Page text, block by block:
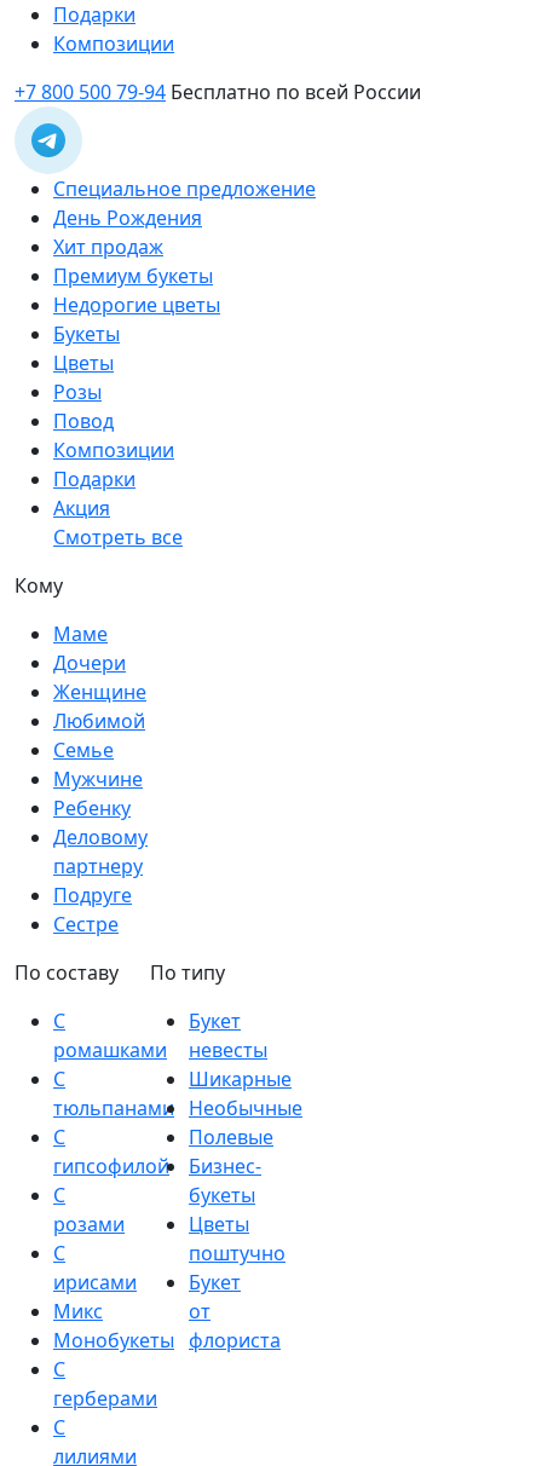
Подарки
Композиции
+7 800 500 79-94 Бесплатно по всей России
Специальное предложение
День Рождения
Хит продаж
Премиум букеты
Недорогие цветы
Букеты
Цветы
Розы
Повод
Композиции
Подарки
Акция
Смотреть все
Кому
Маме
Дочери
Женщине
Любимой
Семье
Мужчине
Ребенку
Деловому
партнеру
Подруге
Сестре
По составу
С
ромашками
С
тюльпанами
С
гипсофилой
С
розами
С
ирисами
Микс
Монобукеты
С
герберами
С
лилиями
По типу
Букет
невесты
Шикарные
Необычные
Полевые
Бизнес-
букеты
Цветы
поштучно
Букет
от
флориста